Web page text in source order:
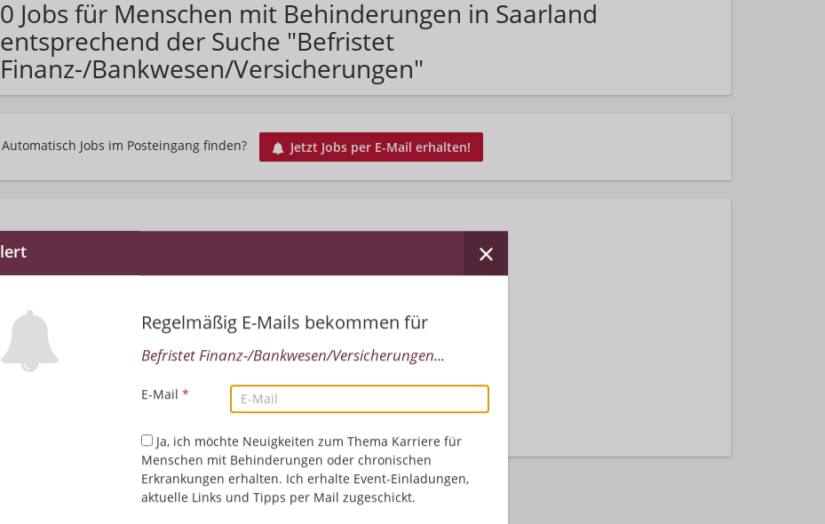
0 Jobs für Menschen mit Behinderungen in Saarland
entsprechend der Suche "Befristet
Finanz-/Bankwesen/Versicherungen"
Automatisch Jobs im Posteingang finden? Jetzt Jobs per E-Mail erhalten!
Regelmäßig E-Mails bekommen für
Befristet Finanz-/Bankwesen/Versicherungen...
E-Mail *
Ja, ich möchte Neuigkeiten zum Thema Karriere für
Menschen mit Behinderungen oder chronischen
Erkrankungen erhalten. Ich erhalte Event-Einladungen,
aktuelle Links und Tipps per Mail zugeschickt.